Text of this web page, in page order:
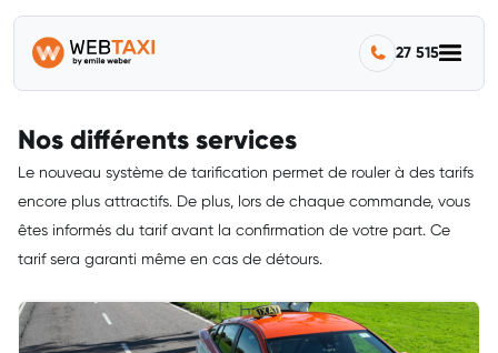
27 515
Nos différents services
Le nouveau système de tarification permet de rouler à des tarifs
encore plus attractifs. De plus, lors de chaque commande, vous
êtes informés du tarif avant la confirmation de votre part. Ce
tarif sera garanti même en cas de détours.